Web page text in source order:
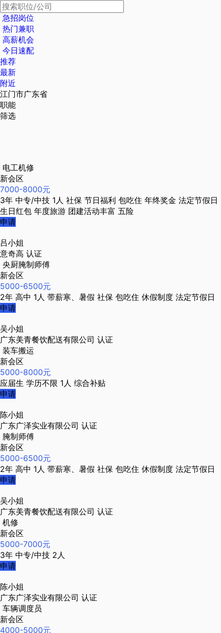
急招岗位
热门兼职
高薪机会
今日速配
推荐
最新
附近
江门市广东省
职能
筛选
电工机修
新会区
7000-8000元
3年 中专/中技 1人 社保 节日福利 包吃住 年终奖金 法定节假日
生日红包 年度旅游 团建活动丰富 五险
申请
吕小姐
意奇高 认证
央厨腌制师傅
新会区
5000-6500元
2年 高中 1人 带薪寒、暑假 社保 包吃住 休假制度 法定节假日
申请
吴小姐
广东美青餐饮配送有限公司 认证
装车搬运
新会区
5000-8000元
应届生 学历不限 1人 综合补贴
申请
陈小姐
广东广泽实业有限公司 认证
腌制师傅
新会区
5000-6500元
2年 高中 1人 带薪寒、暑假 社保 包吃住 休假制度 法定节假日
申请
吴小姐
广东美青餐饮配送有限公司 认证
机修
新会区
5000-7000元
3年 中专/中技 2人
申请
陈小姐
广东广泽实业有限公司 认证
车辆调度员
新会区
4000-5000元